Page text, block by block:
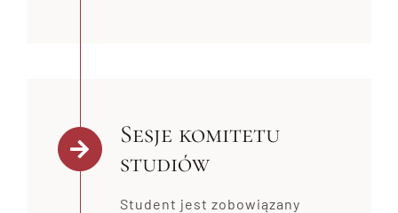
Sesje komitetu
studiów
Student jest zobowiązany